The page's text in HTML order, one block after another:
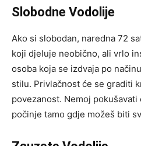
Slobodne Vodolije
Ako si slobodan, naredna 72
koji djeluje neobično, ali vrlo
osoba koja se izdvaja po
stilu. Privlačnost će se graditi
povezanost. Nemoj
počinje tamo gdje možeš biti